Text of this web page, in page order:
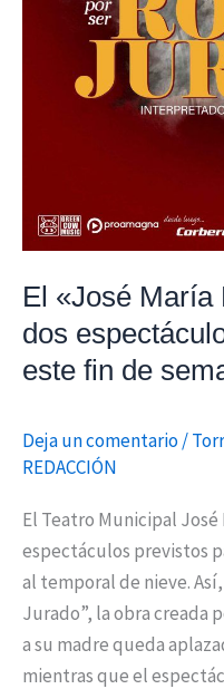
El «José María
dos
este fin de
Deja un comentario/
REDACCIÓN
El Teatro Municipal José
espectáculos previstos
al temporal de nieve.
Jurado”, la obra creada
a su madre queda
mientras que el